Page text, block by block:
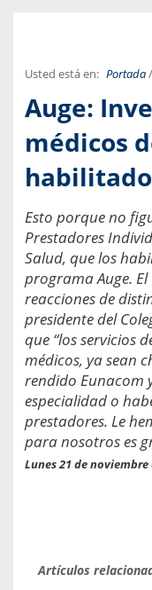
Usted está en: Portada/
Auge:
médicos
Esto porque no
Prestadores
Salud, que los
programa Auge.
reacciones de
presidente del
que “los servicios
médicos, ya sean
rendido Eunacom
especialidad o
prestadores. Le
para nosotros es
Lunes 21 de noviembre
Artículos